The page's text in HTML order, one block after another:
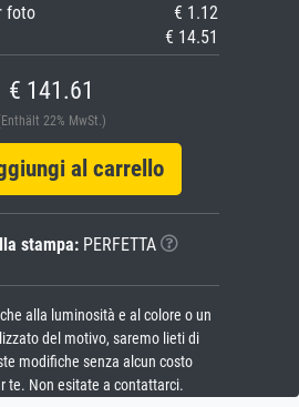
foto
€ 1.12
€ 14.51
€ 141.61
22% MwSt.)
al carrello
stampa:PERFETTA
alla luminosità e al colore o un
del motivo, saremo lieti di
modifiche senza alcun costo
te. Non esitate a contattarci.